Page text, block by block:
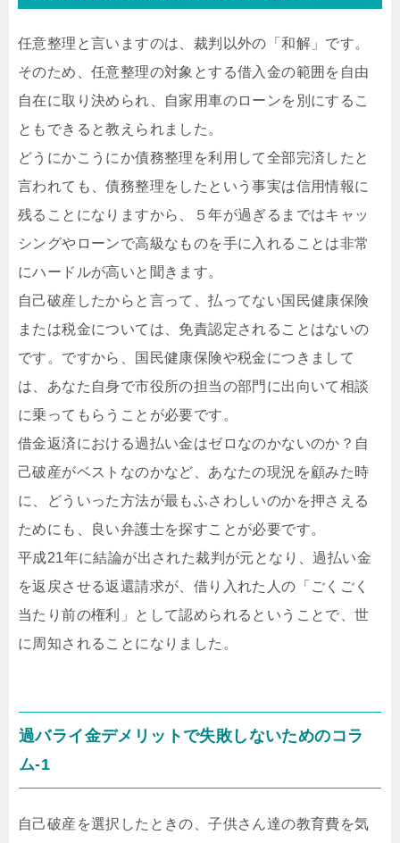
任意整理と言いますのは、裁判以外の「和解」です。
そのため、任意整理の対象とする借入金の範囲を自由
自在に取り決められ、自家用車のローンを別にするこ
ともできると教えられました。
どうにかこうにか債務整理を利用して全部完済したと
言われても、債務整理をしたという事実は信用情報に
残ることになりますから、５年が過ぎるまではキャッ
シングやローンで高級なものを手に入れることは非常
にハードルが高いと聞きます。
自己破産したからと言って、払ってない国民健康保険
または税金については、免責認定されることはないの
です。ですから、国民健康保険や税金につきまして
は、あなた自身で市役所の担当の部門に出向いて相談
に乗ってもらうことが必要です。
借金返済における過払い金はゼロなのかないのか？自
己破産がベストなのかなど、あなたの現況を顧みた時
に、どういった方法が最もふさわしいのかを押さえる
ためにも、良い弁護士を探すことが必要です。
平成21年に結論が出された裁判が元となり、過払い金
を返戻させる返還請求が、借り入れた人の「ごくごく
当たり前の権利」として認められるということで、世
に周知されることになりました。
過バライ金デメリットで失敗しないためのコラ
ム-1
自己破産を選択したときの、子供さん達の教育費を気